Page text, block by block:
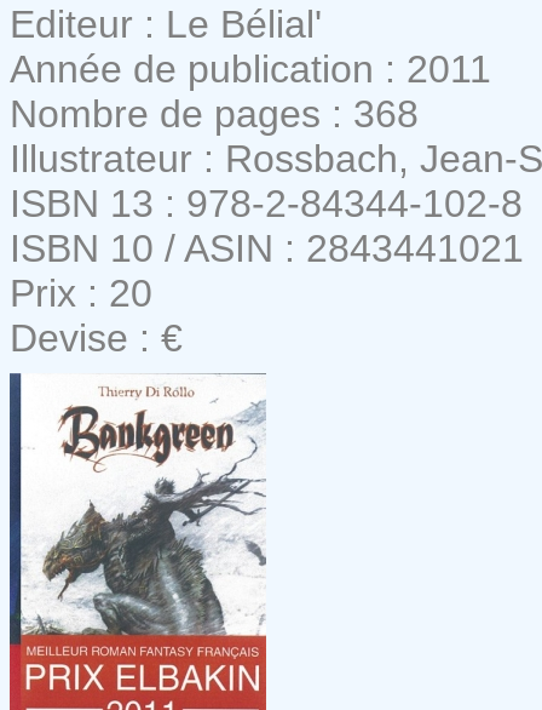
Editeur : Le Bélial'
Année de publication : 2011
Nombre de pages : 368
Illustrateur : Rossbach, Jean-
ISBN 13 : 978-2-84344-102-8
ISBN 10 / ASIN : 2843441021
Prix : 20
Devise : €